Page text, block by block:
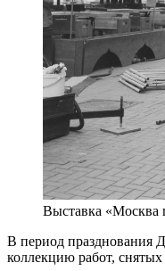
Выставка «Москва
В период празднования
коллекцию работ,